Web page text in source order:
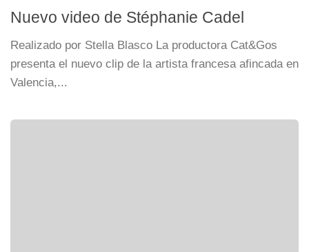
Nuevo video de Stéphanie Cadel
Realizado por Stella Blasco La productora Cat&Gos
presenta el nuevo clip de la artista francesa afincada en
Valencia,...